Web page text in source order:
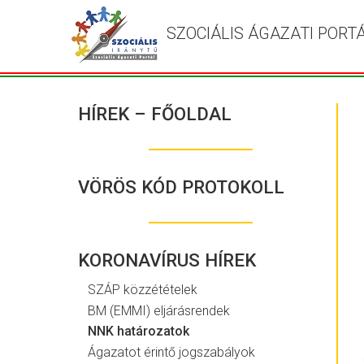
SZOCIÁLIS ÁGAZATI
HÍREK – FŐOLDAL
VÖRÖS KÓD PROTOKOLL
KORONAVÍRUS HÍREK
SZÁP közzétételek
BM (EMMI) eljárásrendek
NNK határozatok
Ágazatot érintő jogszabályok